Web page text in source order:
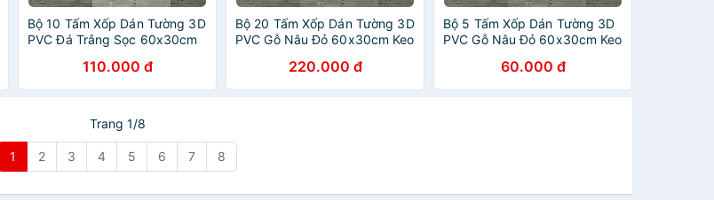
Bộ 10 Tấm Xốp Dán Tường 3D
PVC Đá Trắng Sọc 60x30cm
Sang Trọng110.000 đ
Bộ 20 Tấm Xốp Dán Tường 3D
PVC Gỗ Nâu Đỏ 60x30cm Keo
Sang Trọng220.000 đ
Bộ 5 Tấm Xốp Dán Tường 3D
PVC Gỗ Nâu Đỏ 60x30cm Keo
Sang Trọng60.000 đ
Trang 1/8
1 2 3 4 5 6 7 8